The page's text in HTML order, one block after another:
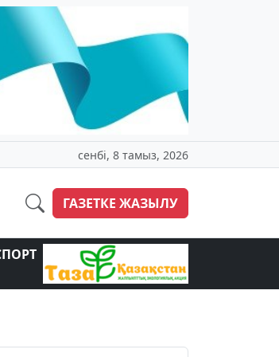
сенбі, 8 тамыз, 2026
ГАЗЕТКЕ ЖАЗЫЛУ